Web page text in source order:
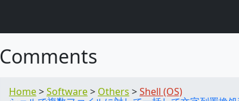
Comments
Home Software Others Shell (OS)